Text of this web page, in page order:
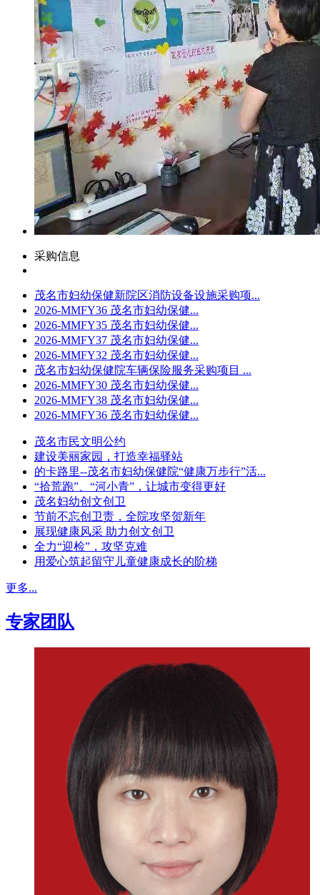
采购信息
茂名市妇幼保健新院区消防设备设施采购项...
2026-MMFY36 茂名市妇幼保健...
2026-MMFY35 茂名市妇幼保健...
2026-MMFY37 茂名市妇幼保健...
2026-MMFY32 茂名市妇幼保健...
茂名市妇幼保健院车辆保险服务采购项目 ...
2026-MMFY30 茂名市妇幼保健...
2026-MMFY38 茂名市妇幼保健...
2026-MMFY36 茂名市妇幼保健...
茂名市民文明公约
建设美丽家园，打造幸福驿站
的卡路里--茂名市妇幼保健院“健康万步行”活...
“拾荒跑”、“河小青”，让城市变得更好
茂名妇幼创文创卫
节前不忘创卫责，全院攻坚贺新年
展现健康风采 助力创文创卫
全力“迎检”，攻坚克难
用爱心筑起留守儿童健康成长的阶梯
更多...
专家团队